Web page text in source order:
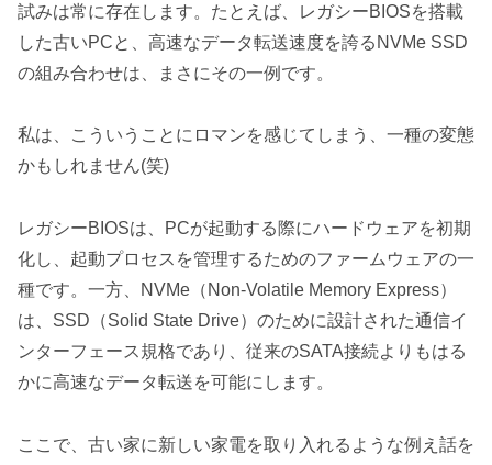
試みは常に存在します。たとえば、レガシーBIOSを搭載
した古いPCと、高速なデータ転送速度を誇るNVMe SSD
の組み合わせは、まさにその一例です。
私は、こういうことにロマンを感じてしまう、一種の変態
かもしれません(笑)
レガシーBIOSは、PCが起動する際にハードウェアを初期
化し、起動プロセスを管理するためのファームウェアの一
種です。一方、NVMe（Non-Volatile Memory Express）
は、SSD（Solid State Drive）のために設計された通信イ
ンターフェース規格であり、従来のSATA接続よりもはる
かに高速なデータ転送を可能にします。
ここで、古い家に新しい家電を取り入れるような例え話を